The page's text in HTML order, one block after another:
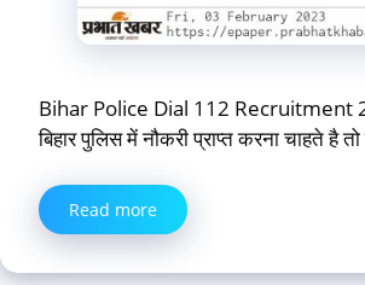
Bihar Police Dial 112 Recruitment
बिहार पुलिस में नौकरी प्राप्त करना चाहते है
Read more